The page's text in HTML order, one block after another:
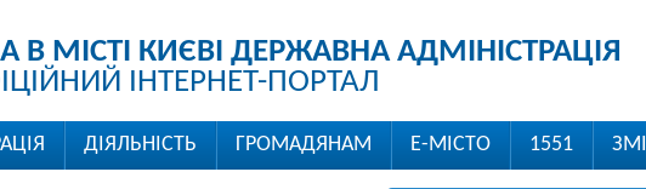
В МІСТІ КИЄВІ ДЕРЖАВНА АДМІНІСТРАЦІЯ
ІНТЕРНЕТ-ПОРТАЛ
ДІЯЛЬНІСТЬ ГРОМАДЯНАМ Е-МІСТО 1551 ЗМІ